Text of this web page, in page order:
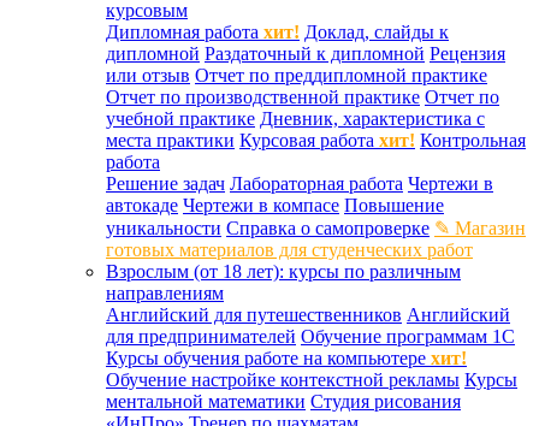
курсовым
Дипломная работа хит! Доклад, слайды к
дипломной Раздаточный к дипломной Рецензия
или отзыв Отчет по преддипломной практике
Отчет по производственной практике Отчет по
учебной практике Дневник, характеристика с
места практики Курсовая работа хит! Контрольная
работа
Решение задач Лабораторная работа Чертежи в
автокаде Чертежи в компасе Повышение
уникальности Справка о самопроверке ✎ Магазин
готовых материалов для студенческих работ
Взрослым (от 18 лет): курсы по различным
направлениям
Английский для путешественников Английский
для предпринимателей Обучение программам 1С
Курсы обучения работе на компьютере хит!
Обучение настройке контекстной рекламы Курсы
ментальной математики Студия рисования